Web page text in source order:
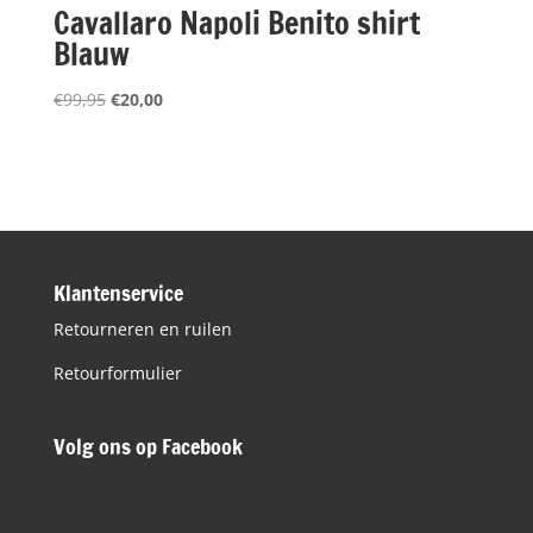
Cavallaro Napoli Benito shirt
Blauw
€99,95 Oorspronkelijke
€20,00Huidige
Klantenservice
Retourneren en ruilen
Retourformulier
Volg ons op Facebook